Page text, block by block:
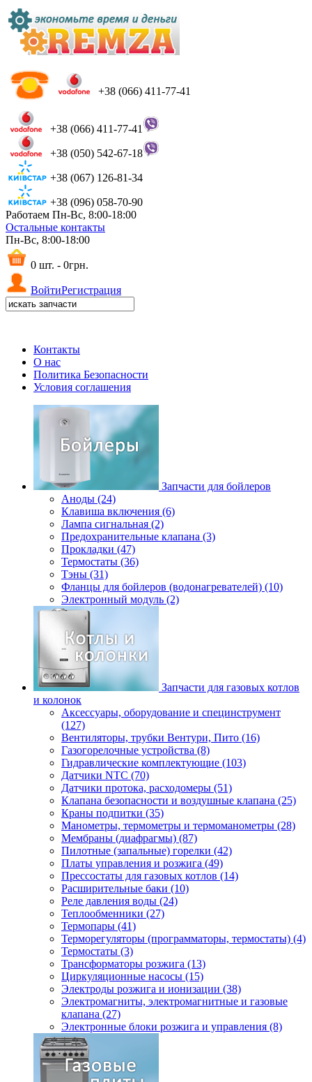
+38 (066) 411-77-41
+38 (066) 411-77-41
+38 (050) 542-67-18
+38 (067) 126-81-34
+38 (096) 058-70-90
Работаем Пн-Вс, 8:00-18:00
Остальные контакты
Пн-Вс, 8:00-18:00
0 шт. - 0грн.
ВойтиРегистрация
Контакты
О нас
Политика Безопасности
Условия соглашения
Запчасти для бойлеров
Аноды (24)
Клавиша включения (6)
Лампа сигнальная (2)
Предохранительные клапана (3)
Прокладки (47)
Термостаты (36)
Тэны (31)
Фланцы для бойлеров (водонагревателей) (10)
Электронный модуль (2)
Запчасти для газовых котлов
и колонок
Аксессуары, оборудование и специнструмент
(127)
Вентиляторы, трубки Вентури, Пито (16)
Газогорелочные устройства (8)
Гидравлические комплектующие (103)
Датчики NTC (70)
Датчики протока, расходомеры (51)
Клапана безопасности и воздушные клапана (25)
Краны подпитки (35)
Манометры, термометры и термоманометры (28)
Мембраны (диафрагмы) (87)
Пилотные (запальные) горелки (42)
Платы управления и розжига (49)
Прессостаты для газовых котлов (14)
Расширительные баки (10)
Реле давления воды (24)
Теплообменники (27)
Термопары (41)
Терморегуляторы (программаторы, термостаты) (4)
Термостаты (3)
Трансформаторы розжига (13)
Циркуляционные насосы (15)
Электроды розжига и ионизации (38)
Электромагниты, электромагнитные и газовые
клапана (27)
Электронные блоки розжига и управления (8)